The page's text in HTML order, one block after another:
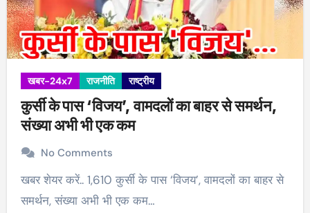
खबर-24x7 राजनीति राष्ट्रीय
कुर्सी के पास ‘विजय’, वामदलों का बाहर से समर्थन,
संख्या अभी भी एक कम
No Comments
खबर शेयर करें.. 1,610 कुर्सी के पास ‘विजय’, वामदलों का बाहर से
समर्थन, संख्या अभी भी एक कम…